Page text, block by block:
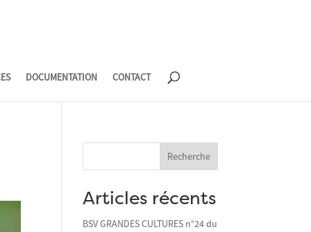
DOCUMENTATION CONTACT
Recherche
Articles récents
BSV GRANDES CULTURES n°24 du